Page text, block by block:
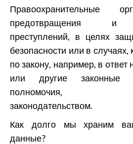
предотвращения и
преступлений, в целях
безопасности или в случаях,
по закону, например, в ответ
или другие законные
полномочия,
законодательством.
Как долго мы храним
данные?